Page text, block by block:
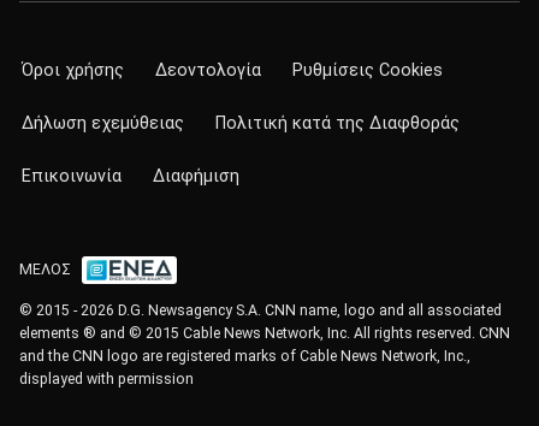
Όροι χρήσης Δεοντολογία Ρυθμίσεις Cookies
Δήλωση εχεμύθειας Πολιτική κατά της Διαφθοράς
Επικοινωνία Διαφήμιση
ΜΕΛΟΣ
© 2015 - 2026 D.G. Newsagency S.A. CNN name, logo and all associated
elements ® and © 2015 Cable News Network, Inc. All rights reserved. CNN
and the CNN logo are registered marks of Cable News Network, Inc.,
displayed with permission